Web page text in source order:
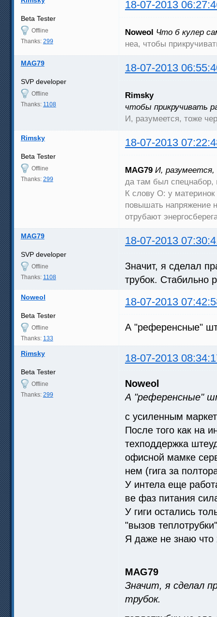
18-07-2013
Beta Tester
Offline
Thanks: 299
Noweol Что б кулер
неа, чтобы
MAG79 18-07-2013
SVP developer
Offline
Thanks: 1108
Rimsky
чтобы прикручивать
И, разумеется, тоже
Rimsky 18-07-2013
Beta Tester
Offline
Thanks: 299
MAG79 И,
да там был спецнабор,
К слову О: у
повышать напряжение
отрубают
MAG79 18-07-2013
SVP developer
Offline
Thanks: 1108
Значит, я сделал
трубок. Стабильно
Noweol 18-07-2013
Beta Tester
Offline
Thanks: 133
А "референсные"
Rimsky 18-07-2013
Beta Tester
Offline
Thanks: 299
Noweol
А "референсные"
с усиленным
После того как на
техподдержка
офисной мамке
нем (гига за
У интела еще
ве фаз питания
У гиги остались
"вызов
Я даже не знаю что
MAG79
Значит, я сделал
трубок.